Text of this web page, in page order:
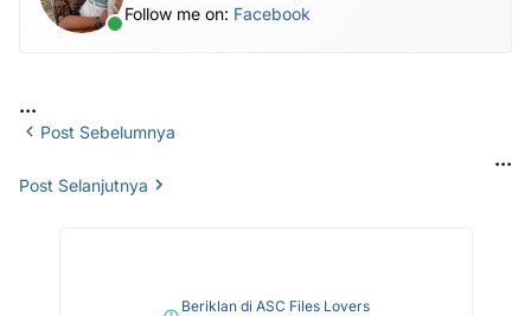
Follow me on: Facebook
...
Post Sebelumnya
...
Post Selanjutnya
Beriklan di ASC Files Lovers